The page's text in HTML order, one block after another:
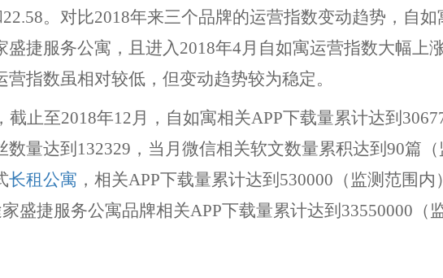
22.58。对比2018年来三个品牌的运营指数变动趋势，自
盛捷服务公寓，且进入2018年4月自如寓运营指数大幅上
营指数虽相对较低，但变动趋势较为稳定。
截止至2018年12月，自如寓相关APP下载量累计达到
数量达到132329，当月微信相关软文数量累积达到90篇
长租公寓 ，相关APP下载量累计达到530000（监测范围
盛捷服务公寓品牌相关APP下载量累计达到33550000（